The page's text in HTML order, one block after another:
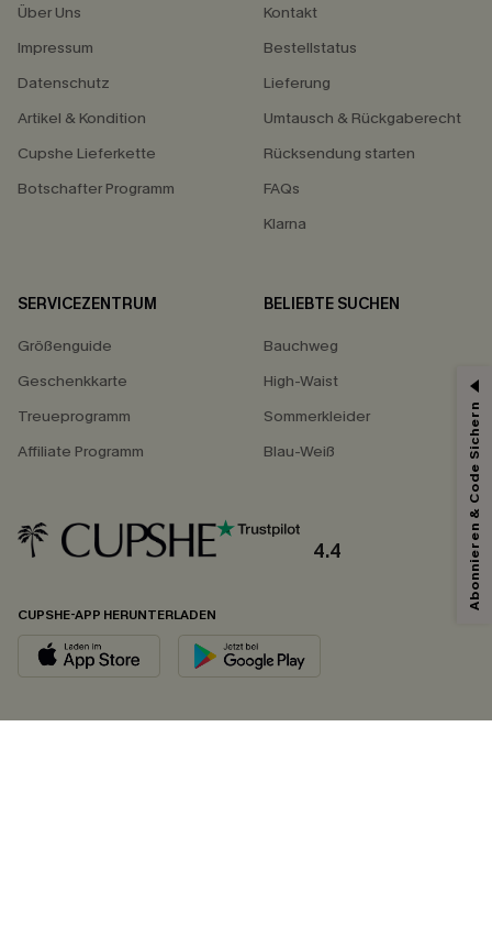
Über Uns
Impressum
Datenschutz
Artikel & Kondition
Cupshe Lieferkette
Botschafter Programm
Kontakt
Bestellstatus
Lieferung
Umtausch & Rückgaberecht
Rücksendung starten
FAQs
Klarna
SERVICEZENTRUM
Größenguide
Geschenkkarte
Treueprogramm
Affiliate Programm
BELIEBTE SUCHEN
Bauchweg
High-Waist
Sommerkleider
Blau-Weiß
4.4
CUPSHE-APP HERUNTERLADEN
Abonnieren & Code Sichern